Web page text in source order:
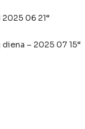
2025 06 21“
diena – 2025 07 15“